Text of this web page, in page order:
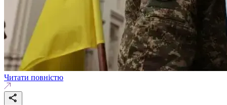
Читати повністю